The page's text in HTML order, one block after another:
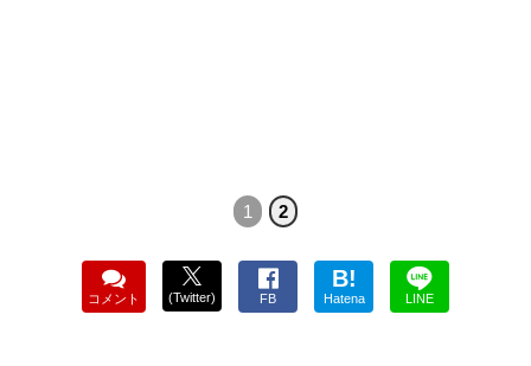
1 2
コメント (Twitter) FB
B!
Hatena LINE